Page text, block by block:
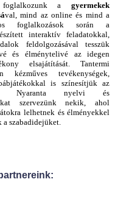
foglalkozunk agyermekek
val, mind az online és mind a
foglalkozások során a
interaktív feladatokkal,
feldolgozásával tesszük
és élménytelivé az idegen
elsajátítását. Tantermi
kézműves tevékenységek,
is színesítjük az
Nyaranta nyelvi és
szervezünk nekik, ahol
lelhetnek és élményekkel
a szabadidejüket.